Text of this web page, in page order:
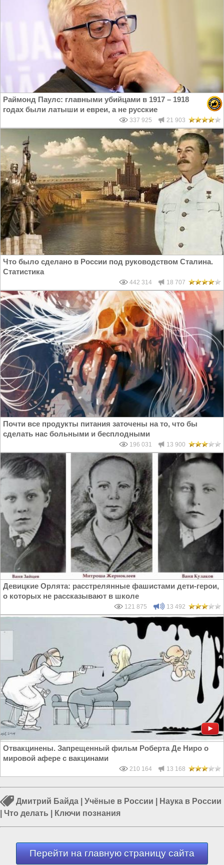
Раймонд Паулс: главными убийцами в 1917 – 1918
годах были латыши и евреи, а не русские
337 925 21 903
Что было сделано в России под руководством Сталина.
Статистика
442 314 18 707
Почти все продукты питания заточены на то, что бы
сделать нас больными и бесплодными
196 031 13 900
Девицкие Орлята: расстрелянные фашистами дети-герои,
о которых не рассказывают в школе
121 875 13 492
Отвакцинены. Запрещенный фильм Роберта Де Ниро о
мировой афере с вакцинами
210 164 13 168
Дмитрий Байда Учёные в России
Наука в России
Что делать Ключи познания
Перейти на главную страницу сайта